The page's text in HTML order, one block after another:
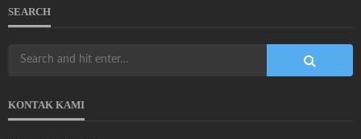
SEARCH
KONTAK KAMI